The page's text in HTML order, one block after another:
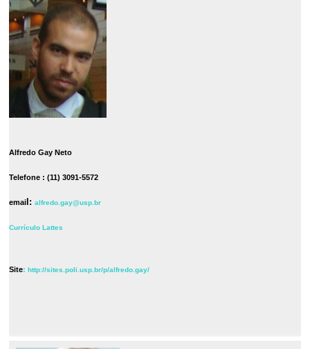
Alfredo Gay Neto
Telefone : (11) 3091-5572
emai l: alfredo.gay@usp.br
Currículo Lattes
Site: http://sites.poli.usp.br/p/alfredo.gay/